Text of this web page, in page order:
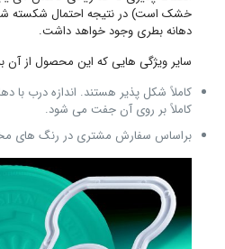
خشک است) در نتیجه احتمال شکسته
دهانه بطری وجود خواهد داشت.
سایر ویژگی هایی که این محصول از آن
کاملاً شکل پذیر هستند. اندازه درب با
کاملاً بر روی آن جفت می شود.
براساس سفارش مشتری در رنگ های